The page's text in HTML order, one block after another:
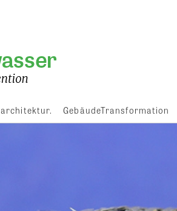
architektur. GebäudeTransformation